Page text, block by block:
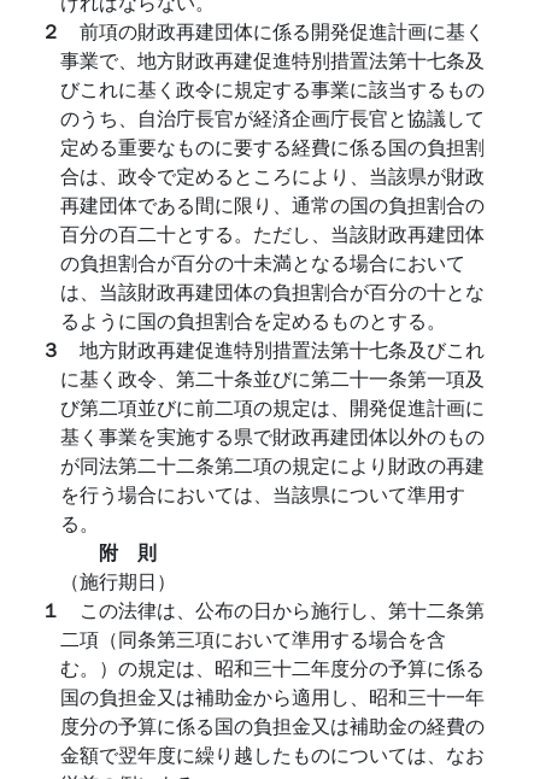
２ 前項の財政再建団体に係る開発促進計画に基く
事業で、地方財政再建促進特別措置法第十七条及
びこれに基く政令に規定する事業に該当するもの
のうち、自治庁長官が経済企画庁長官と協議して
定める重要なものに要する経費に係る国の負担割
合は、政令で定めるところにより、当該県が財政
再建団体である間に限り、通常の国の負担割合の
百分の百二十とする。ただし、当該財政再建団体
の負担割合が百分の十未満となる場合において
は、当該財政再建団体の負担割合が百分の十とな
るように国の負担割合を定めるものとする。
３ 地方財政再建促進特別措置法第十七条及びこれ
に基く政令、第二十条並びに第二十一条第一項及
び第二項並びに前二項の規定は、開発促進計画に
基く事業を実施する県で財政再建団体以外のもの
が同法第二十二条第二項の規定により財政の再建
を行う場合においては、当該県について準用す
る。
附 則
（施行期日）
１ この法律は、公布の日から施行し、第十二条第
二項（同条第三項において準用する場合を含
む。）の規定は、昭和三十二年度分の予算に係る
国の負担金又は補助金から適用し、昭和三十一年
度分の予算に係る国の負担金又は補助金の経費の
金額で翌年度に繰り越したものについては、なお